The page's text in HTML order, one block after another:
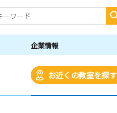
企業情報
お近くの教室を探す